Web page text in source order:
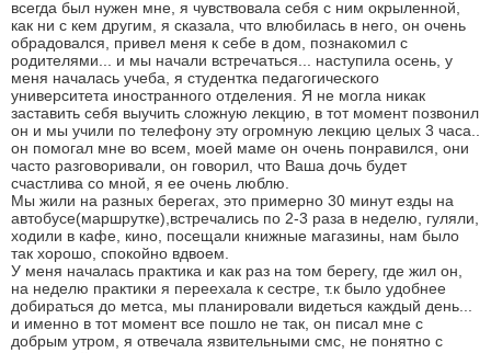
всегда был нужен мне, я чувствовала себя с ним окрыленной,
как ни с кем другим, я сказала, что влюбилась в него, он очень
обрадовался, привел меня к себе в дом, познакомил с
родителями... и мы начали встречаться... наступила осень, у
меня началась учеба, я студентка педагогического
университета иностранного отделения. Я не могла никак
заставить себя выучить сложную лекцию, в тот момент позвонил
он и мы учили по телефону эту огромную лекцию целых 3 часа..
он помогал мне во всем, моей маме он очень понравился, они
часто разговоривали, он говорил, что Ваша дочь будет
счастлива со мной, я ее очень люблю.
Мы жили на разных берегах, это примерно 30 минут езды на
автобусе(маршрутке),встречались по 2-3 раза в неделю, гуляли,
ходили в кафе, кино, посещали книжные магазины, нам было
так хорошо, спокойно вдвоем.
У меня началась практика и как раз на том берегу, где жил он,
на неделю практики я переехала к сестре, т.к было удобнее
добираться до метса, мы планировали видеться каждый день...
и именно в тот момент все пошло не так, он писал мне с
добрым утром, я отвечала язвительными смс, не понятно с